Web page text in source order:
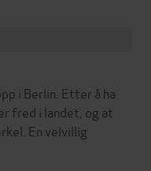
i Berlin. Etter å ha
fred i landet, og at
En velvillig